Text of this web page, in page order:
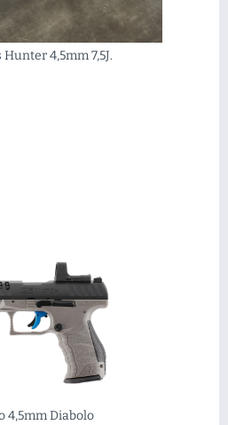
4,5mm 7,5J.
4,5mm Diabolo